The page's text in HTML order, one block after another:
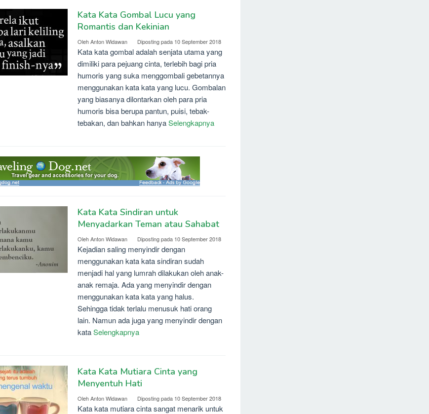
Kata Kata Gombal Lucu yang
Romantis dan Kekinian
OlehAnton Widawan Diposting pada 10 September 2018
Kata kata gombal adalah senjata utama yang
dimiliki para pejuang cinta, terlebih bagi pria
humoris yang suka menggombali gebetannya
menggunakan kata kata yang lucu. Gombalan
yang biasanya dilontarkan oleh para pria
humoris bisa berupa pantun, puisi, tebak-
tebakan, dan bahkan hanyaSelengkapnya
Kata Kata Sindiran untuk
Menyadarkan Teman atau Sahabat
OlehAnton Widawan Diposting pada 10 September 2018
Kejadian saling menyindir dengan
menggunakan kata kata sindiran sudah
menjadi hal yang lumrah dilakukan oleh anak-
anak remaja. Ada yang menyindir dengan
menggunakan kata kata yang halus.
Sehingga tidak terlalu menusuk hati orang
lain. Namun ada juga yang menyindir dengan
kataSelengkapnya
Kata Kata Mutiara Cinta yang
Menyentuh Hati
OlehAnton Widawan Diposting pada 10 September 2018
Kata kata mutiara cinta sangat menarik untuk